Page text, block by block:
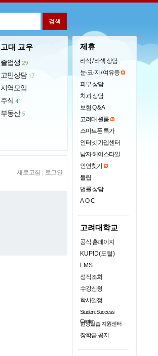
고대 교우
졸업생 29
고민상담 17
지역모임
주식 41
부동산 5
새로고침 로그인
제휴
라식 / 라섹 상담
눈·코·지 / 여유증
피부 상담
치과 상담
보험 Q & A
고려대 원룸
스마트폰 특가
인터넷 가입센터
남자 헤어스타일
인연찾기
튤립
법률 상담
AOC
고려대학교
공식 홈페이지
KUPID(포털)
LMS
성적조회
수강신청
학사일정
Student Success
Center
현장실습 지원센터
장학금 공지